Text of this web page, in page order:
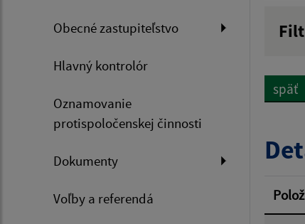
Obecné zastupiteľstvo
Hlavný kontrolór
Oznamovanie
protispoločenskej činnosti
Dokumenty
Voľby a referendá
späť